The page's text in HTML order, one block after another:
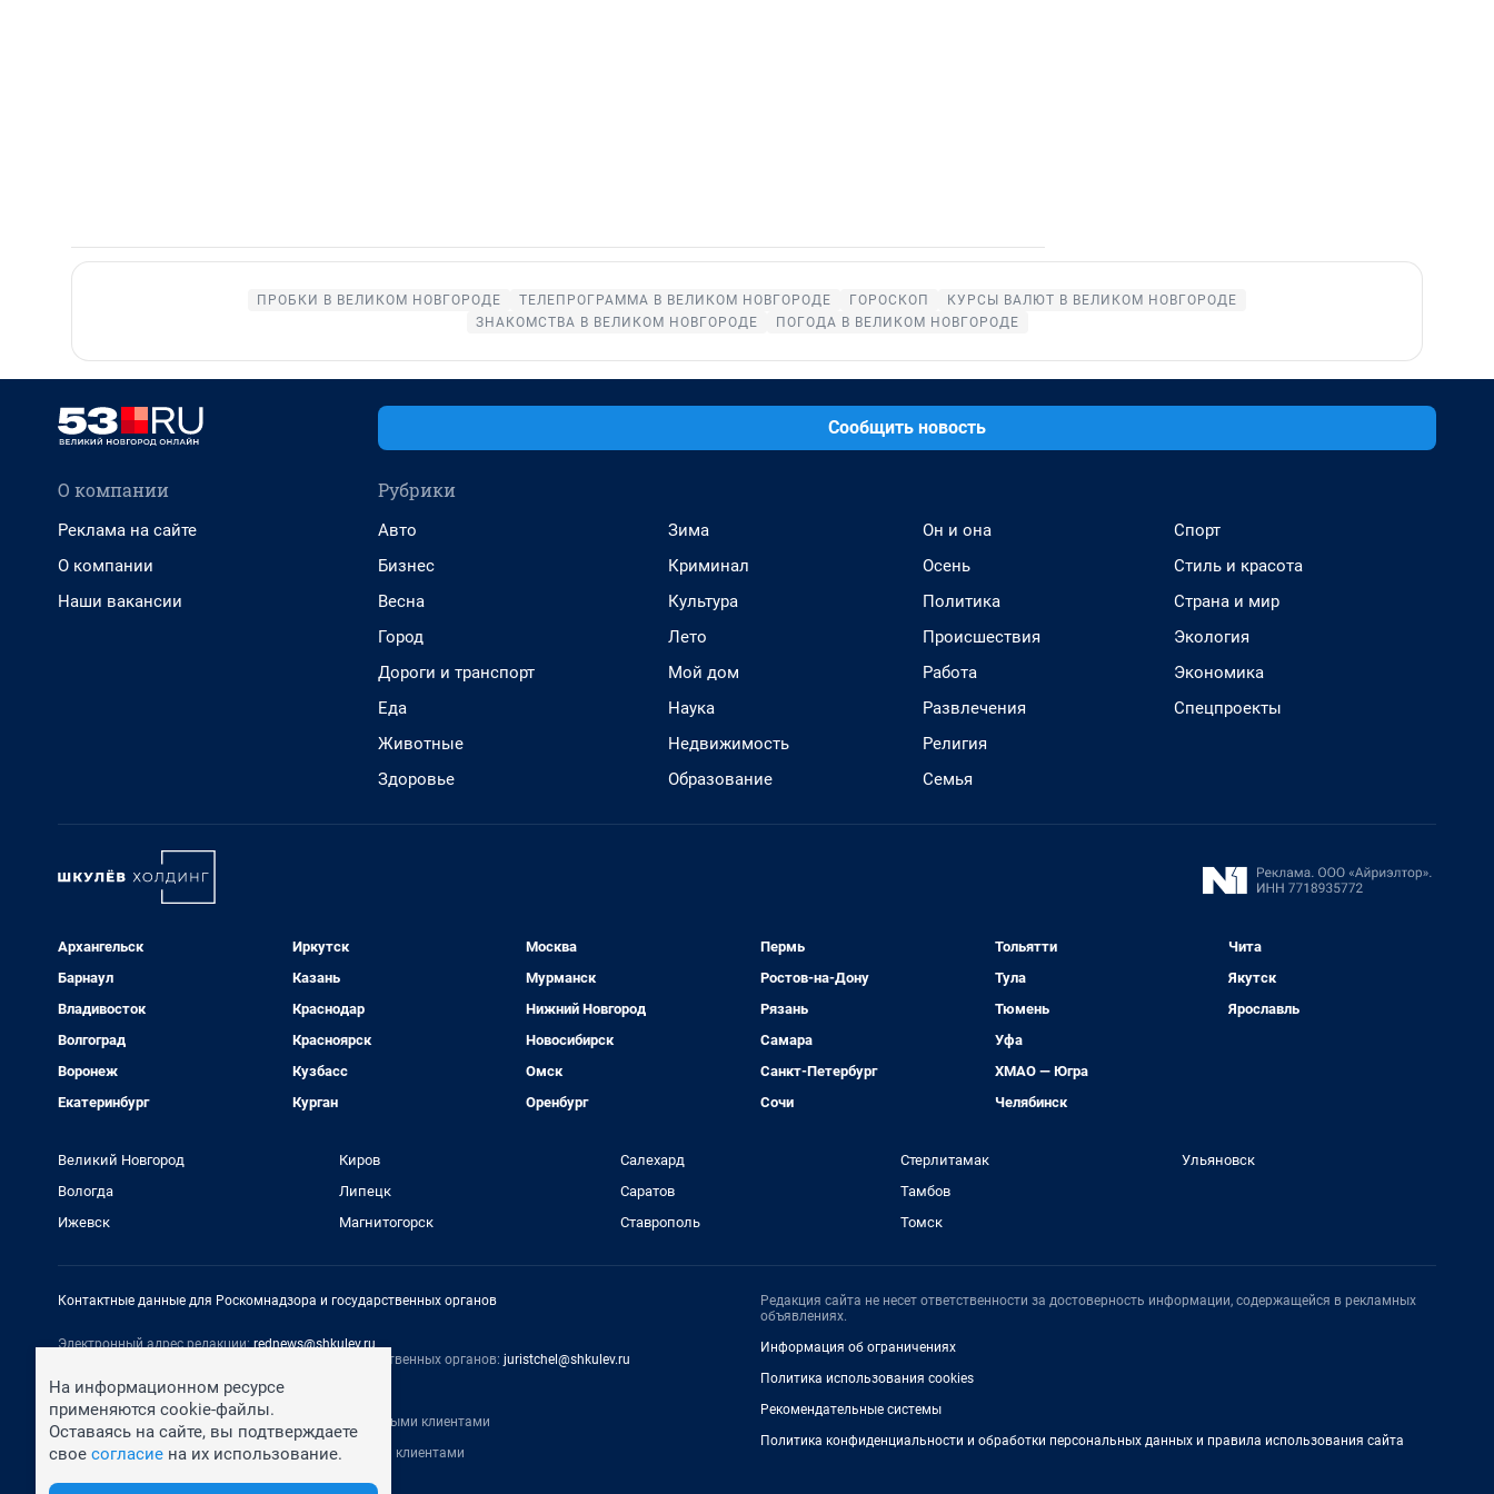
ПРОБКИ В ВЕЛИКОМ НОВГОРОДЕ ТЕЛЕПРОГРАММА В ВЕЛИКОМ НОВГОРОДЕ ГОРОСКОП
КУРСЫ ВАЛЮТ В ВЕЛИКОМ НОВГОРОДЕ
ЗНАКОМСТВА В ВЕЛИКОМ НОВГОРОДЕ
ПОГОДА В ВЕЛИКОМ НОВГОРОДЕ
Сообщить новость
О компании
Реклама на сайте
О компании
Наши вакансии
Рубрики
Авто
Бизнес
Весна
Город
Дороги и транспорт
Еда
Животные
Здоровье
Зима
Криминал
Культура
Лето
Мой дом
Наука
Недвижимость
Образование
Он и она
Осень
Политика
Происшествия
Работа
Развлечения
Религия
Семья
Спорт
Стиль и красота
Страна и мир
Экология
Экономика
Спецпроекты
Архангельск
Барнаул
Владивосток
Волгоград
Воронеж
Екатеринбург
Иркутск
Казань
Краснодар
Красноярск
Кузбасс
Курган
Москва
Мурманск
Нижний Новгород
Новосибирск
Омск
Оренбург
Пермь
Ростов-на-Дону
Рязань
Самара
Санкт-Петербург
Сочи
Тольятти
Тула
Тюмень
Уфа
ХМАО — Югра
Челябинск
Чита
Якутск
Ярославль
Великий Новгород
Вологда
Ижевск
Киров
Липецк
Магнитогорск
Салехард
Саратов
Ставрополь
Стерлитамак
Тамбов
Томск
Ульяновск
Контактные данные для Роскомнадзора и государственных органов
Электронный адрес редакции:rednews@shkulev.ru
Контактные данные для Роскомнадзора и государственных органов: juristchel@shkulev.ru
По вопросам коммерческого сотрудничества:
Жапарова Жанна, менеджер по работе с федеральными клиентами
zhanna.zhaparova@shkulev.ru , моб. + 7 982 640 34 32
Ревина Мария, директор по работе с федеральными клиентами
Редакция сайта не несет ответственности за достоверность информации, содержащейся в рекламных
объявлениях.
Информация об ограничениях
Политика использования cookies
Рекомендательные системы
Политика конфиденциальности и обработки персональных данных и правила использования сайта
На информационном ресурсе
применяются cookie-файлы.
Оставаясь на сайте, вы подтверждаете
свое согласие на их использование.